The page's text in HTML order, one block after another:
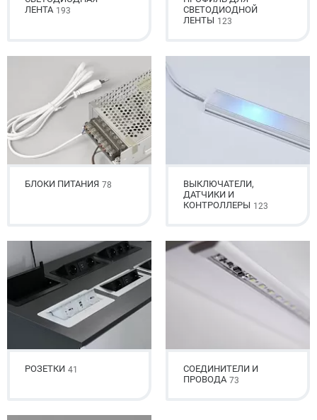
ЛЕНТА 193
СВЕТОДИОДНОЙ
ЛЕНТЫ 123
БЛОКИ ПИТАНИЯ 78
ВЫКЛЮЧАТЕЛИ,
ДАТЧИКИ И
КОНТРОЛЛЕРЫ 123
РОЗЕТКИ 41
СОЕДИНИТЕЛИ И
ПРОВОДА 73